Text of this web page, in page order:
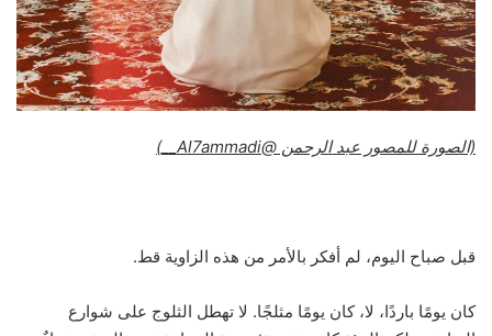
(الصورة للمصور عبد الرحمن @Al7ammadi__)
قبل صباح اليوم، لم أفكر بالأمر من هذه الزاوية قط.
كان يومًا باردًا، لا، كان يومًا مثلجًا. لا تهطل الثلوج على شوارع